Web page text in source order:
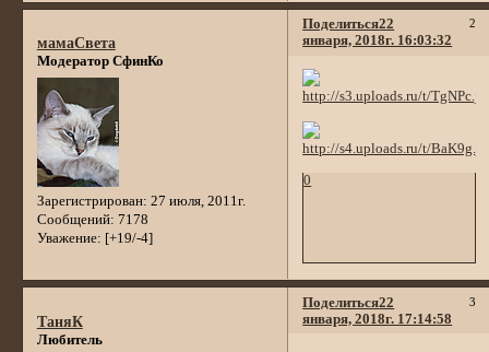
Поделиться 2
22
января, 2018г. 16:03:32
мамаСвета
Модератор СфинКо
Зарегистрирован: 27 июля, 2011г.
Сообщений: 7178
Уважение: [+19/-4]
0
Поделиться 3
22
января, 2018г. 17:14:58
ТаняК
Любитель